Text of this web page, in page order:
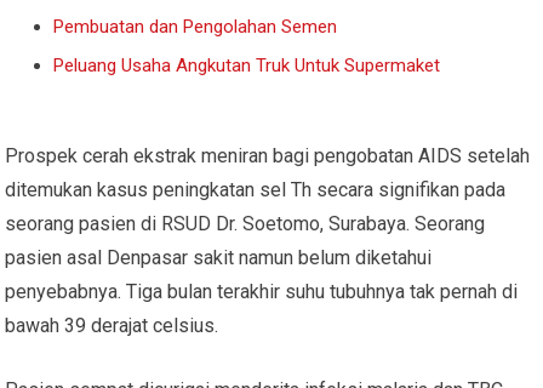
Pembuatan dan Pengolahan Semen
Peluang Usaha Angkutan Truk Untuk Supermaket
Prospek cerah ekstrak meniran bagi pengobatan AIDS setelah
ditemukan kasus peningkatan sel Th secara signifikan pada
seorang pasien di RSUD Dr. Soetomo, Surabaya. Seorang
pasien asal Denpasar sakit namun belum diketahui
penyebabnya. Tiga bulan terakhir suhu tubuhnya tak pernah di
bawah 39 derajat celsius.